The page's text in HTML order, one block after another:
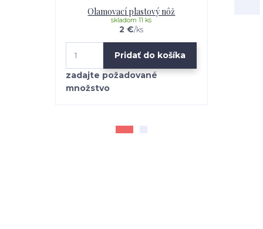
Olamovací plastový nôž
2 €/ks
skladom 11 ks
Pridať do košíka